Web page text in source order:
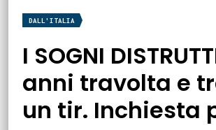
DALL'ITALIA
I SOGNI
anni travolta e
un tir. Inchiesta